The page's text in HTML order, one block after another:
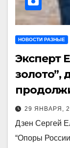
НОВОСТИ РАЗНЫЕ
Эксперт
золото”,
29 ЯНВАРЯ,
Дзен Сергей
“Опоры